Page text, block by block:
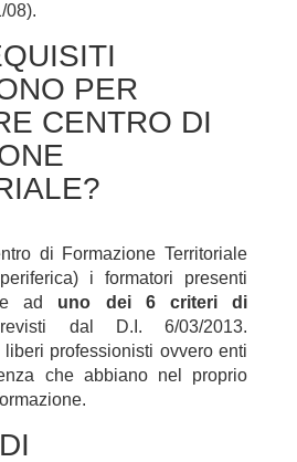
08).
PER
CENTRO DI
di Formazione Territoriale
i formatori presenti
ad uno dei 6 criteri di
dal D.I. 6/03/2013.
professionisti ovvero enti
che abbiano nel proprio